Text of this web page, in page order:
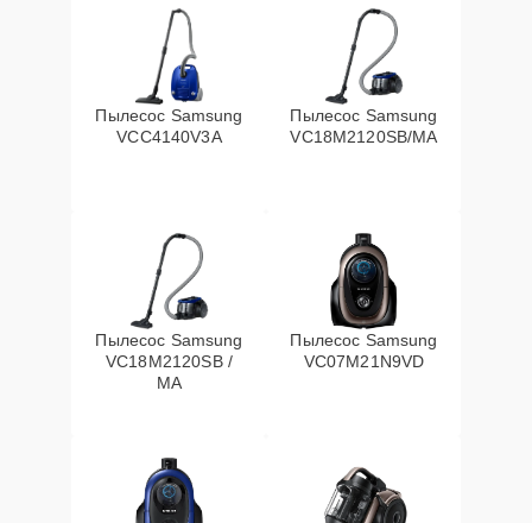
Пылесос Samsung
VCC4140V3A
Пылесос Samsung
VC18M2120SB/MA
Пылесос Samsung
VC18M2120SB /
MA
Пылесос Samsung
VC07M21N9VD